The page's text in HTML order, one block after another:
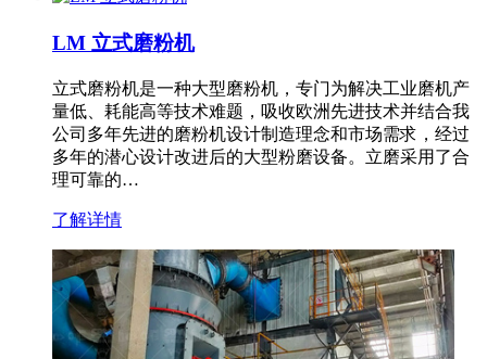
LM 立式磨粉机
立式磨粉机是一种大型磨粉机，专门为解决工业磨机产
量低、耗能高等技术难题，吸收欧洲先进技术并结合我
公司多年先进的磨粉机设计制造理念和市场需求，经过
多年的潜心设计改进后的大型粉磨设备。立磨采用了合
理可靠的…
了解详情